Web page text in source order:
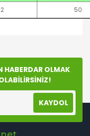
2 50
HABERDAR OLMAK
KAYDOL